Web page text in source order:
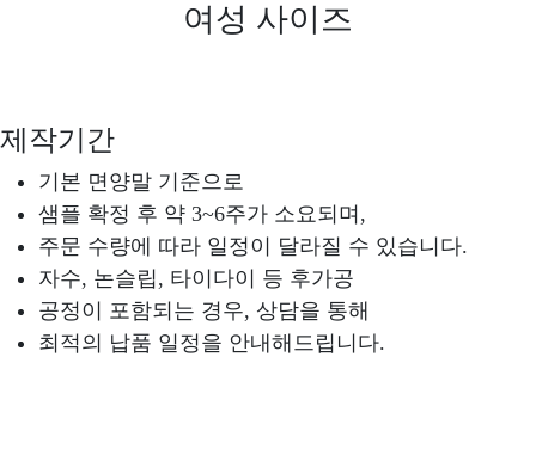
여성 사이즈
제작기간
기본 면양말 기준으로
샘플 확정 후 약 3~6주가 소요되며,
주문 수량에 따라 일정이 달라질 수 있습니다.
자수, 논슬립, 타이다이 등 후가공
공정이 포함되는 경우, 상담을 통해
최적의 납품 일정을 안내해드립니다.